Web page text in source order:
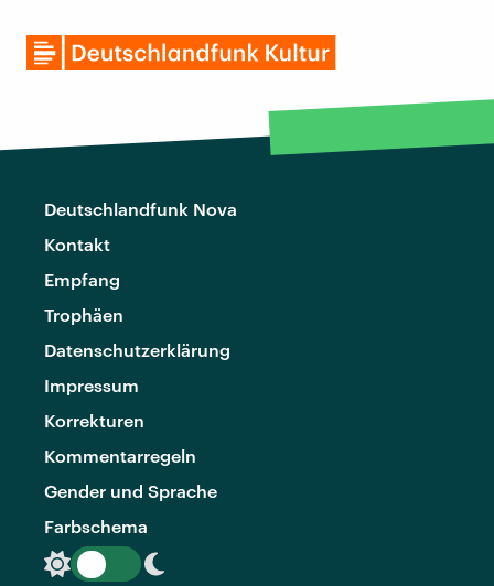
Deutschlandfunk Nova
Kontakt
Empfang
Trophäen
Datenschutzerklärung
Impressum
Korrekturen
Kommentarregeln
Gender und Sprache
Farbschema